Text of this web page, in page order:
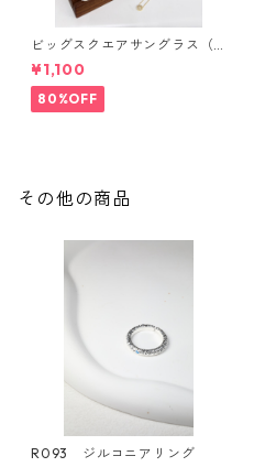
ビッグスクエアサングラス（2
colors）**SinSin*
¥1,100
80%OFF
その他の商品
R093 ジルコニアリング